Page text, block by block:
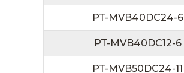
PT-MVB40DC24-6
PT-MVB40DC12-6
PT-MVB50DC24-11